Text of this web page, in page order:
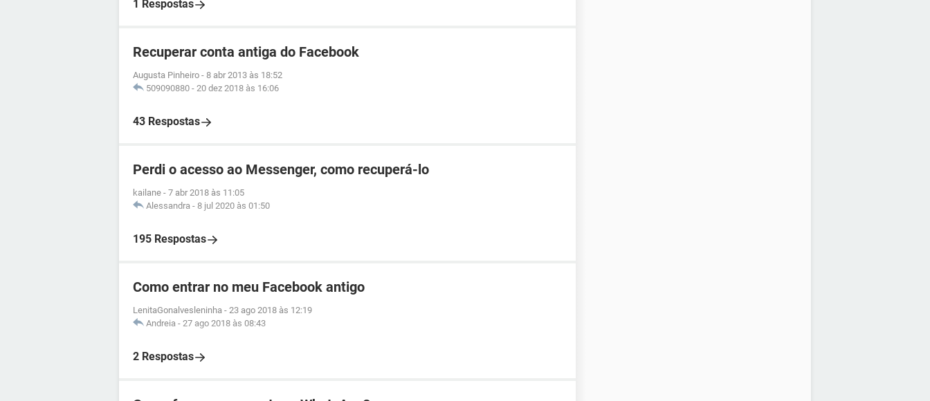
1 Respostas
Recuperar conta antiga do Facebook
Augusta Pinheiro - 8 abr 2013 às 18:52
509090880 - 20 dez 2018 às 16:06
43 Respostas
Perdi o acesso ao Messenger, como recuperá-lo
kailane - 7 abr 2018 às 11:05
Alessandra - 8 jul 2020 às 01:50
195 Respostas
Como entrar no meu Facebook antigo
LenitaGonalvesleninha - 23 ago 2018 às 12:19
Andreia - 27 ago 2018 às 08:43
2 Respostas